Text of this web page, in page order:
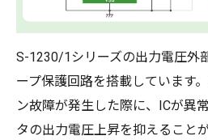
S-1230/1シリーズの出力電圧外
ープ保護回路を搭載しています
ン故障が発生した際に、ICが異
タの出力電圧上昇を抑えること